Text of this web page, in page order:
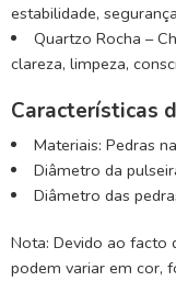
estabilidade,
Quartzo Rocha –
clareza, limpeza,
Características
Materiais: Pedras
Diâmetro da
Diâmetro das
Nota: Devido ao facto
podem variar em cor,